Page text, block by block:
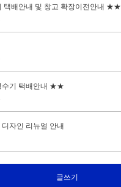
배안내 및 창고 확장이전안내 ★★
기 택배안내 ★★
자인 리뉴얼 안내
글쓰기